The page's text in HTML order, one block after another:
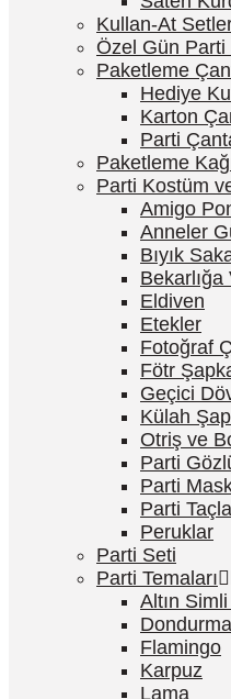
Kullan-At
Özel Gün
Paketleme
Hediye
Karton
Parti
Paketleme
Parti Kostüm
Amigo
Anneler
Bıyık
Eldiven
Etekler
Fotoğraf
Fötr
Geçici
Külah
Otriş ve
Parti
Parti
Parti
Peruklar
Parti Seti
Parti Temaları
Altın
Dondurma
Flamingo
Karpuz
Lama